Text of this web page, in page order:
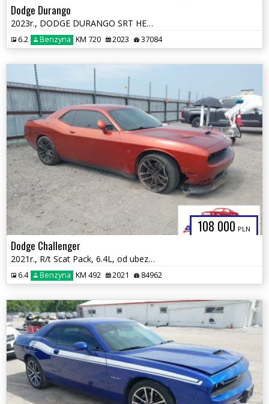
Dodge Durango
2023r., DODGE DURANGO SRT HELLCAT PREMIUM AWD, 6.2L, od ubezpieczalni
6.2 Benzyna KM 720 2023 37084
108 000 PLN
Dodge Challenger
2021r., R/t Scat Pack, 6.4L, od ubezpieczalni
6.4 Benzyna KM 492 2021 84962